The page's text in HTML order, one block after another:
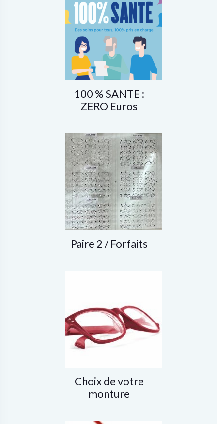
100 % SANTE :
ZERO Euros
Paire 2 / Forfaits
Choix de votre
monture